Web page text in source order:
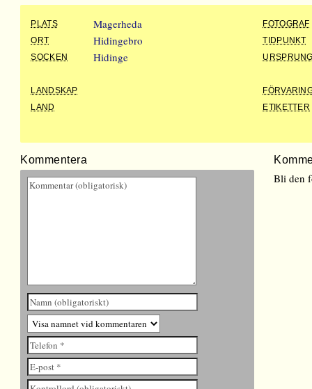
PLATS Magerheda
FOTOGRAF
ORT
Hidingebro
TIDPUNKT
SOCKEN
Hidinge
LANDSKAP
LAND
ETIKETTER
Kommentera
Bli den